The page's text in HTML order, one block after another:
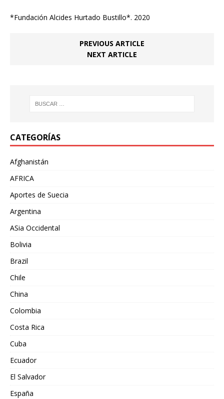
*Fundación Alcides Hurtado Bustillo*. 2020
PREVIOUS ARTICLE
NEXT ARTICLE
CATEGORÍAS
Afghanistán
AFRICA
Aportes de Suecia
Argentina
ASia Occidental
Bolivia
Brazil
Chile
China
Colombia
Costa Rica
Cuba
Ecuador
El Salvador
España